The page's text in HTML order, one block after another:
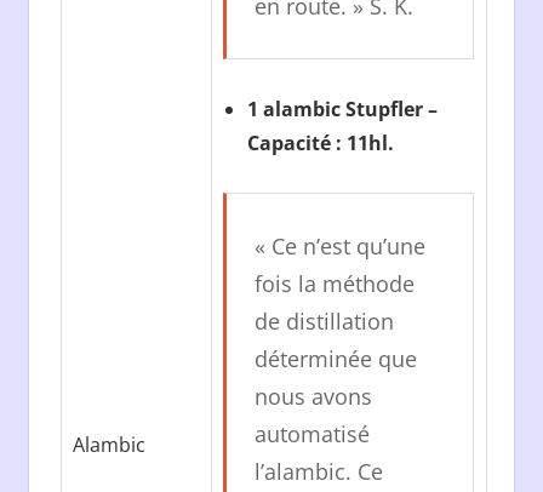
Alambic
en route. » S. K.
1 alambic Stupfler –
Capacité : 11hl.
« Ce n’est qu’une
fois la méthode
de distillation
déterminée que
nous avons
automatisé
l’alambic. Ce